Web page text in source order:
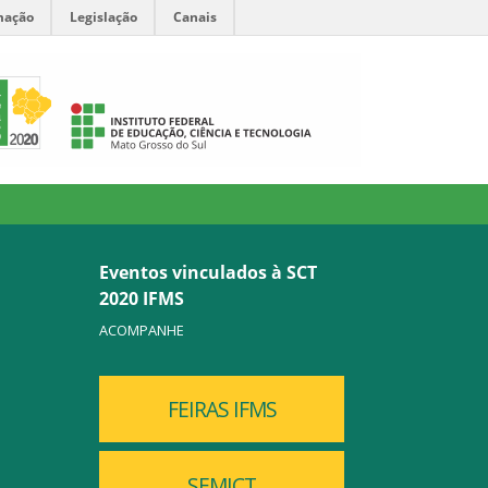
Legislação Canais
Eventos vinculados à SCT
2020 IFMS
ACOMPANHE
FEIRAS IFMS